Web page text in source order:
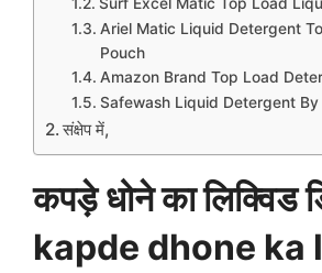
Ariel Matic Liquid Detergent
Pouch
Amazon Brand Top Load
Safewash Liquid Detergent By
संक्षेप में,
कपड़े धोने का लिक्विड
kapde dhone ka